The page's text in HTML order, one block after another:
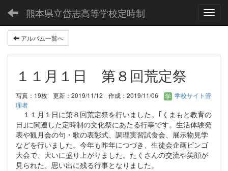
熊本県立岱志高等学校定時制
アルバム一覧へ
１１月１日 第８回荒定祭
写真：19枚 更新：2019/11/12 作成：2019/11/06
学校サイト管
理者
１１月１日に第８回荒定祭を行いました。｢くまもと教育の
日｣に関連した定時制の文化祭にあたる行事です。生活体験発
表や観月会の句・歌の表彰式、調理実習試食会、展示物見学
などを行いました。今年も昨年につづき、生徒会企画ビンゴ
大会で、大いに盛り上がりました。たくさんの交流や笑顔が
見られた、思い出に残る行事となりました。